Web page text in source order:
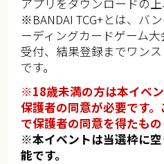
※BANDAI TCG+とは、バ
ーディングカードゲーム
受付、結果登録までワン
です。
※18歳未満の方は本イベ
保護者の同意が必要です
で保護者の同意を得たもの
※本イベントは当選枠に
能です。